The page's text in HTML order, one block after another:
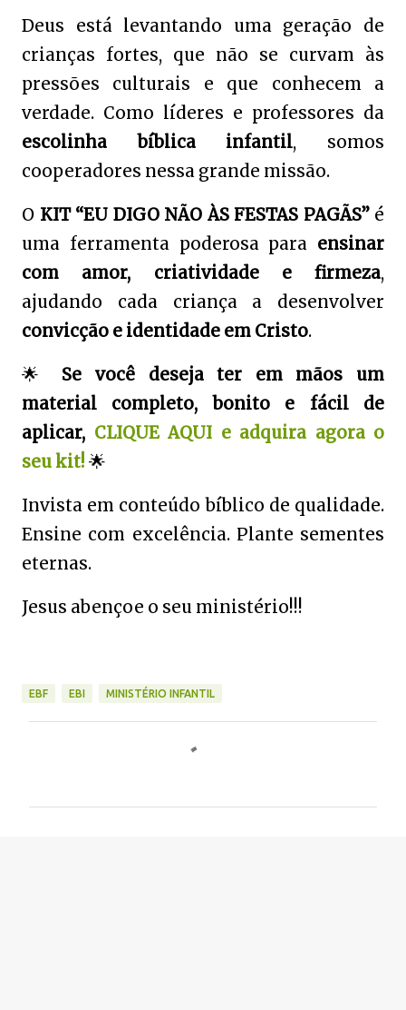
Deus está levantando uma geração de
crianças fortes, que não se curvam às
pressões culturais e que conhecem a
verdade. Como líderes e professores da
escolinha bíblica infantil, somos
cooperadores nessa grande missão.
O KIT “EU DIGO NÃO ÀS FESTAS PAGÃS”é
uma ferramenta poderosa para ensinar
com amor, criatividade e firmeza,
ajudando cada criança a desenvolver
convicção e identidade em Cristo.
🌟
Se você deseja ter em mãos um
material completo, bonito e fácil de
aplicar, CLIQUE AQUI e adquira agora o
seu kit! 🌟
Invista em conteúdo bíblico de qualidade.
Ensine com excelência. Plante sementes
eternas.
Jesus abençoe o seu ministério!!!
EBF EBI MINISTÉRIO INFANTIL